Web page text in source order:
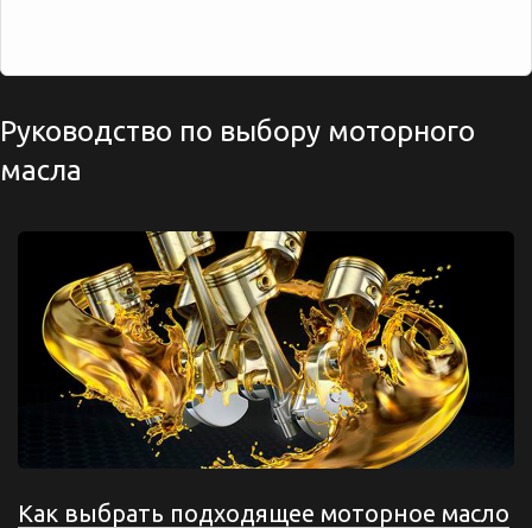
Руководство по выбору моторного
масла
Как выбрать подходящее моторное масло